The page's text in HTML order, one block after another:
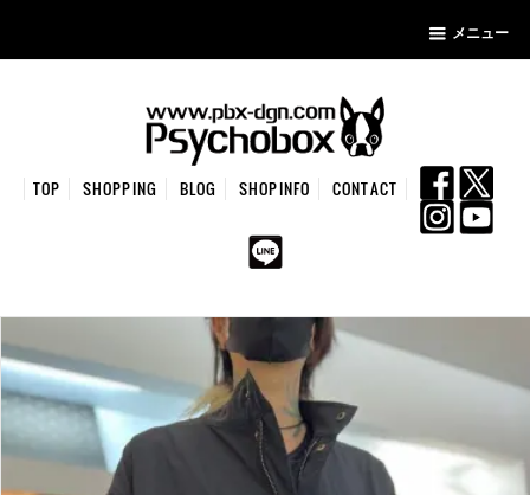
メニュー
TOP SHOPPING BLOG SHOPINFO CONTACT